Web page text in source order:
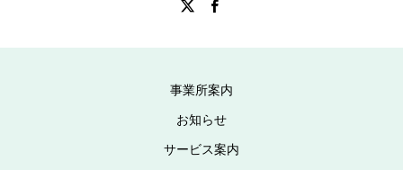
事業所案内
お知らせ
サービス案内